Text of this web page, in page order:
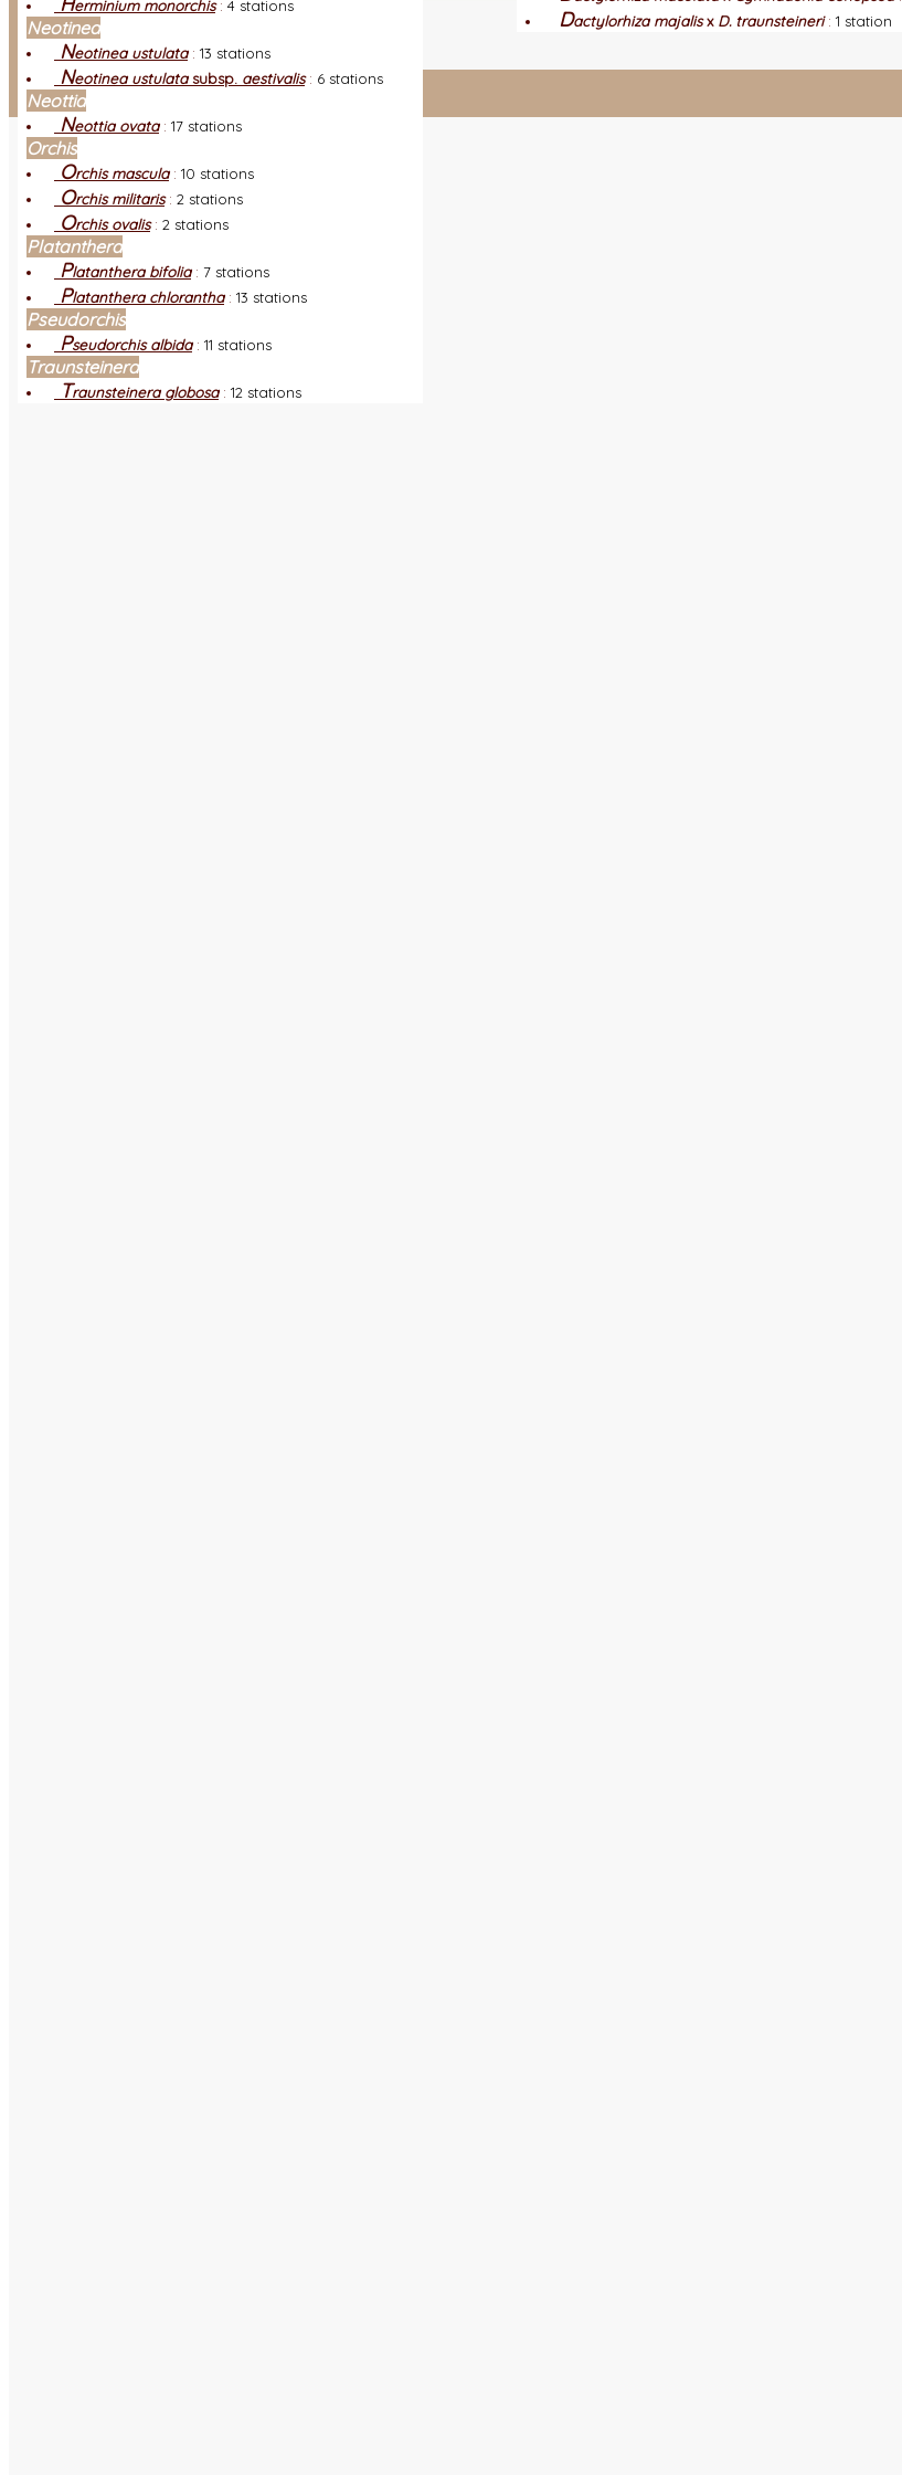
Les nouveautésQuoi de neuf ?
Autres sites
Réalisation du site(Auteurs et photos)
Connexion adhérent
erminium monorchis: 4 stations
Neotinea
Neotinea ustulata: 13 stations
Neotinea ustulatasubsp. aestivalis: 6 stations
Neottia
Neottia ovata: 17 stations
Orchis
Orchis mascula: 10 stations
Orchis militaris: 2 stations
Orchis ovalis: 2 stations
Platanthera
Platanthera bifolia: 7 stations
Platanthera chlorantha: 13 stations
Pseudorchis
Pseudorchis albida: 11 stations
Traunsteinera
Traunsteinera globosa: 12 stations
Dactylorhiza majalisx D. traunsteineri: 1 station